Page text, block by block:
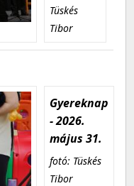
Tüskés
Tibor
Gyereknap
- 2026.
május 31.
fotó: Tüskés
Tibor